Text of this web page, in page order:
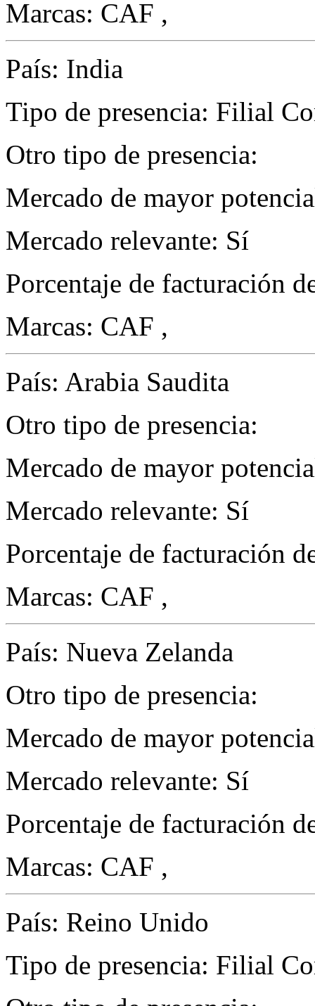
Marcas: CAF ,
País: India
Tipo de presencia: Filial
Otro tipo de presencia:
Mercado de mayor
Mercado relevante: Sí
Porcentaje de facturación
Marcas: CAF ,
País: Arabia Saudita
Otro tipo de presencia:
Mercado de mayor
Mercado relevante: Sí
Porcentaje de facturación
Marcas: CAF ,
País: Nueva Zelanda
Otro tipo de presencia:
Mercado de mayor
Mercado relevante: Sí
Porcentaje de facturación
Marcas: CAF ,
País: Reino Unido
Tipo de presencia: Filial